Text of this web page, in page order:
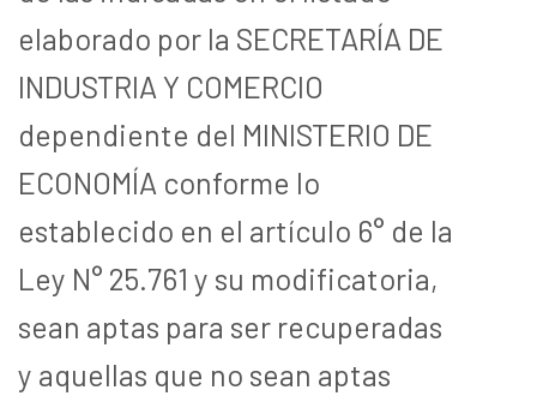
elaborado por la SECRETARÍA DE
INDUSTRIA Y COMERCIO
dependiente del MINISTERIO DE
ECONOMÍA conforme lo
establecido en el artículo 6° de la
Ley N° 25.761 y su modificatoria,
sean aptas para ser recuperadas
y aquellas que no sean aptas